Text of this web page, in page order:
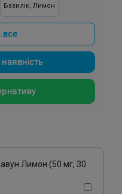
Базилік, Лимон
Мохіто
все
Лимон (50 мг, 30